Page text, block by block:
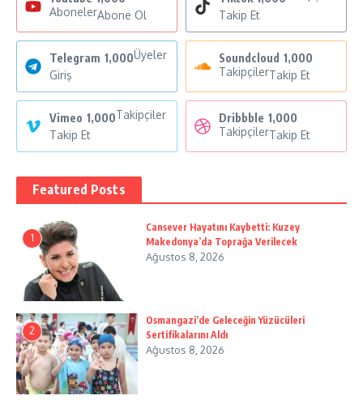
AbonelerAbone Ol
Takip Et
Telegram 1,000Üyeler
Giriş
Soundcloud 1,000
TakipçilerTakip Et
Vimeo 1,000Takipçiler
Takip Et
Dribbble 1,000
TakipçilerTakip Et
Featured Posts
1
Cansever Hayatını Kaybetti: Kuzey
Makedonya’da Toprağa Verilecek
Ağustos 8, 2026
2
Osmangazi’de Geleceğin Yüzücüleri
Sertifikalarını Aldı
Ağustos 8, 2026